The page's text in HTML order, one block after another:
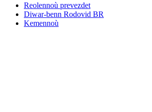
Reolennoù prevezdet
Diwar-benn Rodovid BR
Kemennoù